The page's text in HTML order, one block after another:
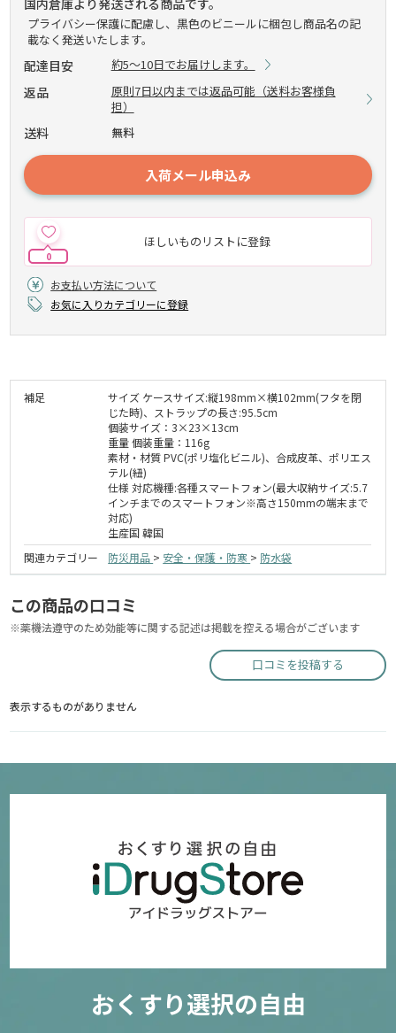
プライバシー保護に配慮し、黒色のビニールに梱包し商品名の記
載なく発送いたします。
配達目安 約5～10日でお届けします。
返品
原則7日以内までは返品可能（送料お客様負
担）
送料 無料
入荷メール申込み
ほしいものリストに登録
0
お支払い方法について
お気に入りカテゴリーに登録
補足
サイズ ケースサイズ:縦198mm×横102mm(フタを閉
じた時)、ストラップの長さ:95.5cm
個装サイズ：3×23×13cm
重量 個装重量：116g
素材・材質 PVC(ポリ塩化ビニル)、合成皮革、ポリエス
テル(紐)
仕様 対応機種:各種スマートフォン(最大収納サイズ:5.7
インチまでのスマートフォン※高さ150mmの端末まで
対応)
生産国 韓国
関連カテゴリー
防災用品 > 安全・保護・防寒 > 防水袋
この商品の口コミ
※薬機法遵守のため効能等に関する記述は掲載を控える場合がございます
口コミを投稿する
表示するものがありません
おくすり選択の自由